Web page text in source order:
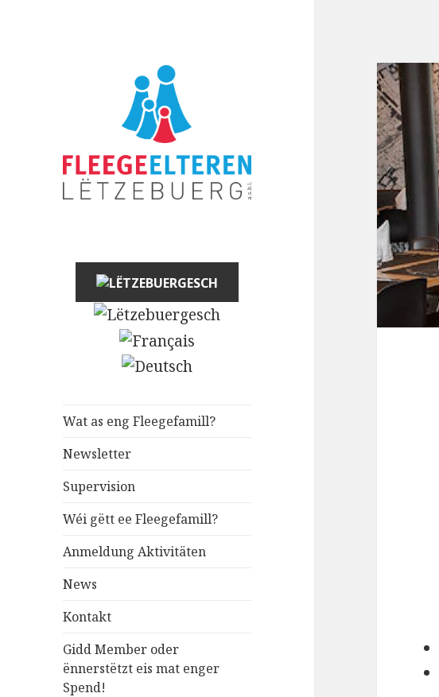
Wat as eng Fleegefamill?
Newsletter
Supervision
Wéi gëtt ee Fleegefamill?
Anmeldung Aktivitäten
News
Kontakt
Gidd Member oder
ënnerstëtzt eis mat enger
Spend!